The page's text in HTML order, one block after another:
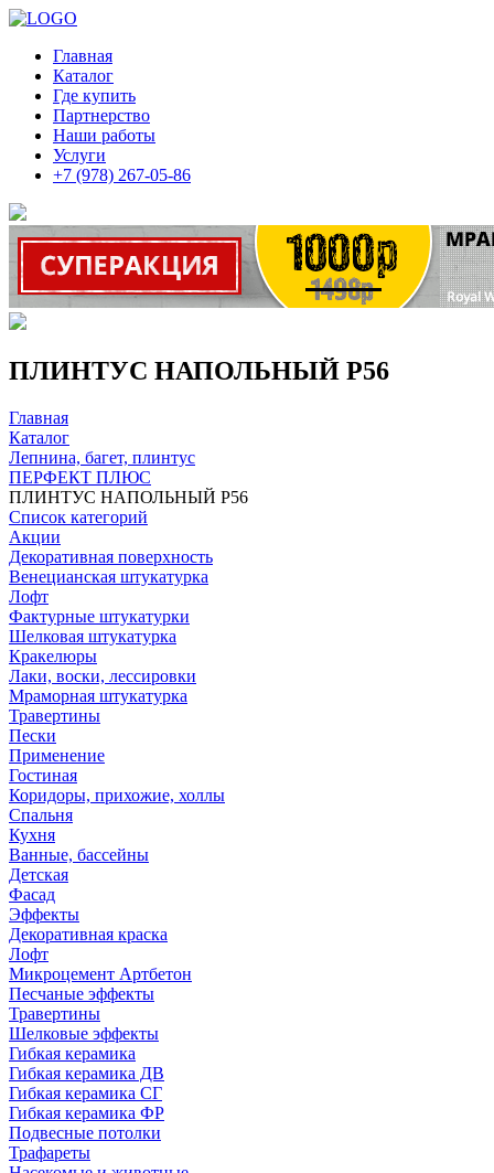
Главная
Каталог
Где купить
Партнерство
Наши работы
Услуги
+7 (978) 267-05-86
ПЛИНТУС НАПОЛЬНЫЙ P56
Главная
Каталог
Лепнина, багет, плинтус
ПЕРФЕКТ ПЛЮС
ПЛИНТУС НАПОЛЬНЫЙ P56
Список категорий
Акции
Декоративная поверхность
Венецианская штукатурка
Лофт
Фактурные штукатурки
Шелковая штукатурка
Кракелюры
Лаки, воски, лессировки
Мраморная штукатурка
Травертины
Пески
Применение
Гостиная
Коридоры, прихожие, холлы
Спальня
Кухня
Ванные, бассейны
Детская
Фасад
Эффекты
Декоративная краска
Лофт
Микроцемент Артбетон
Песчаные эффекты
Травертины
Шелковые эффекты
Гибкая керамика
Гибкая керамика ДВ
Гибкая керамика СГ
Гибкая керамика ФР
Подвесные потолки
Трафареты